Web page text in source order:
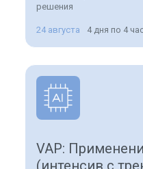
решения
24 августа 4 дня по 4
VAP:
(интенсив с